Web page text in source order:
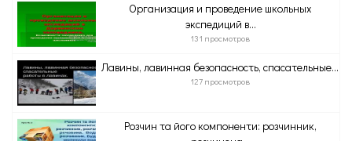
Организация и проведение школьных
экспедиций в...
131 просмотров
Лавины, лавинная безопасность, спасательные...
127 просмотров
Розчин та його компоненти: розчинник,